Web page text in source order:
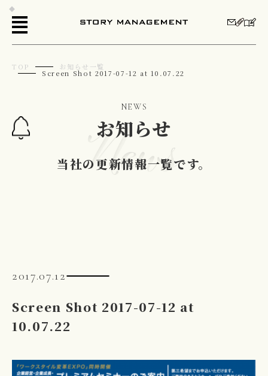
TOP お知らせ一覧
Screen Shot 2017-07-12 at 10.07.22
NEWS
お知らせ
当社の更新情報一覧です。
2017.07.12
Screen Shot 2017-07-12 at
10.07.22